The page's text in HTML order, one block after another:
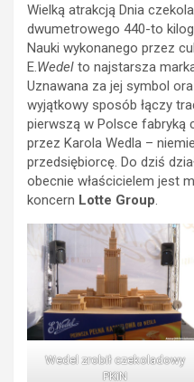
Wielką atrakcją Dnia
dwumetrowego 440-to
Nauki wykonanego przez
E.Wedel to najstarsza
Uznawana za jej symbol
wyjątkowy sposób łączy
pierwszą w Polsce fabryką
przez Karola Wedla –
przedsiębiorcę. Do dziś
obecnie właścicielem jest
koncern Lotte Group.
Wedel zrobił czekoladowy
PKiN